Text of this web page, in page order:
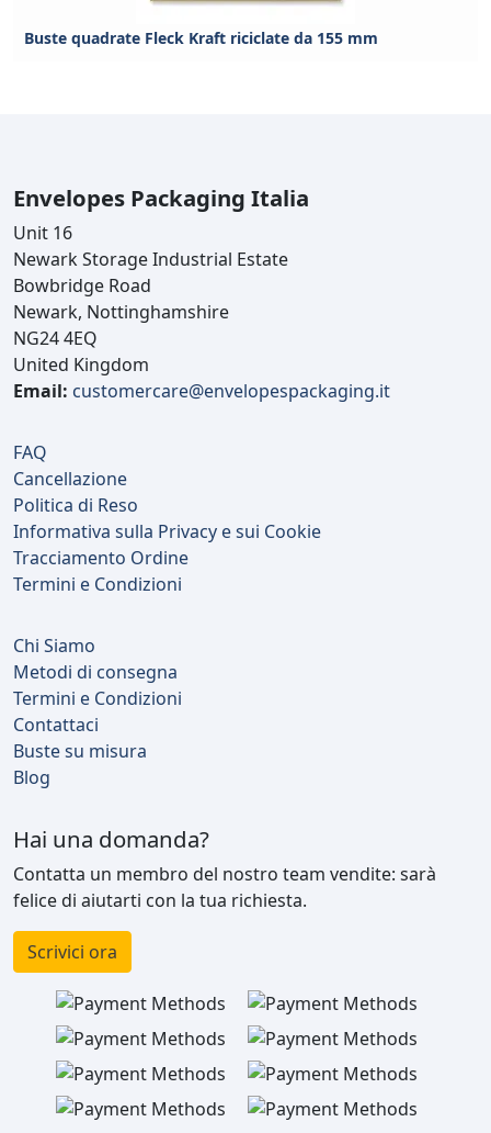
Buste quadrate Fleck Kraft riciclate da 155 mm
Envelopes Packaging Italia
Unit 16
Newark Storage Industrial Estate
Bowbridge Road
Newark, Nottinghamshire
NG24 4EQ
United Kingdom
Email: customercare@envelopespackaging.it
FAQ
Cancellazione
Politica di Reso
Informativa sulla Privacy e sui Cookie
Tracciamento Ordine
Termini e Condizioni
Chi Siamo
Metodi di consegna
Termini e Condizioni
Contattaci
Buste su misura
Blog
Hai una domanda?
Contatta un membro del nostro team vendite: sarà
felice di aiutarti con la tua richiesta.
Scrivici ora